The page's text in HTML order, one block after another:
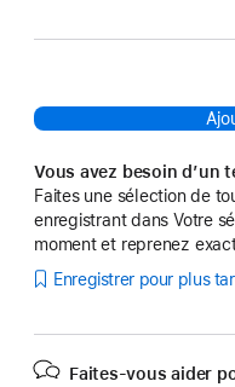
Vous avez besoin d’un
Faites une sélection de
enregistrant dans Votre
moment et reprenez
Enregistrer pour plus
Faites-vous aider